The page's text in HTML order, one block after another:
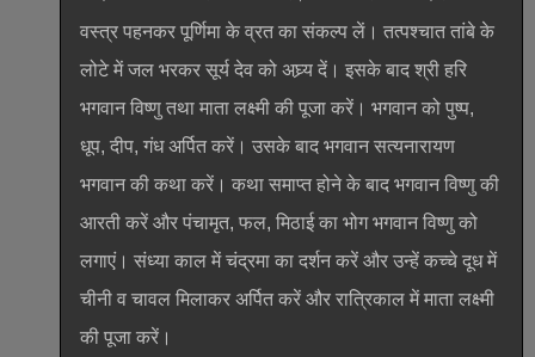
वस्त्र पहनकर पूर्णिमा के व्रत का संकल्प लें। तत्पश्चात तांबे के
लोटे में जल भरकर सूर्य देव को अघ्र्य दें। इसके बाद श्री हरि
भगवान विष्णु तथा माता लक्ष्मी की पूजा करें। भगवान को पुष्प,
धूप, दीप, गंध अर्पित करें। उसके बाद भगवान सत्यनारायण
भगवान की कथा करें। कथा समाप्त होने के बाद भगवान विष्णु की
आरती करें और पंचामृत, फल, मिठाई का भोग भगवान विष्णु को
लगाएं। संध्या काल में चंद्रमा का दर्शन करें और उन्हें कच्चे दूध में
चीनी व चावल मिलाकर अर्पित करें और रात्रिकाल में माता लक्ष्मी
की पूजा करें।